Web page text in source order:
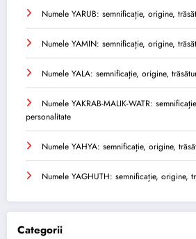
Numele YARUB: semnificație, origine,
Numele YAMIN: semnificație, origine,
Numele YALA: semnificație, origine,
Numele YAKRAB-MALIK-WATR:
personalitate
Numele YAHYA: semnificație, origine,
Numele YAGHUTH: semnificație, origine,
Categorii